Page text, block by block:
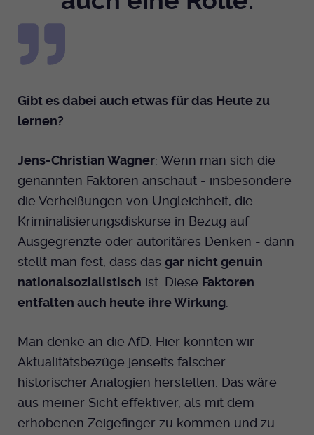
Gibt es dabei auch etwas für das Heute zu
lernen?
Jens-Christian Wagner: Wenn man sich die
genannten Faktoren anschaut - insbesondere
die Verheißungen von Ungleichheit, die
Kriminalisierungsdiskurse in Bezug auf
Ausgegrenzte oder autoritäres Denken - dann
stellt man fest, dass das gar nicht genuin
nationalsozialistisch ist. Diese Faktoren
entfalten auch heute ihre Wirkung
Man denke an die AfD. Hier könnten wir
Aktualitätsbezüge jenseits falscher
historischer Analogien herstellen. Das wäre
aus meiner Sicht effektiver, als mit dem
erhobenen Zeigefinger zu kommen und zu